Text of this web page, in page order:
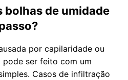
bolhas de umidade
por capilaridade ou
pode ser feito com um
Casos de infiltração